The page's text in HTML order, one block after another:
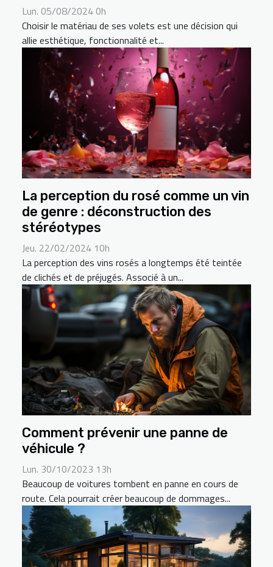
Lun. 05/08/2024 0h
Choisir le matériau de ses volets est une décision qui
allie esthétique, fonctionnalité et...
La perception du rosé comme un vin
de genre : déconstruction des
stéréotypes
Jeu. 22/02/2024 10h
La perception des vins rosés a longtemps été teintée
de clichés et de préjugés. Associé à un...
Comment prévenir une panne de
véhicule ?
Lun. 30/10/2023 13h
Beaucoup de voitures tombent en panne en cours de
route. Cela pourrait créer beaucoup de dommages...